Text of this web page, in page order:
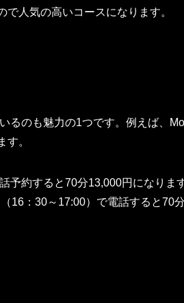
人気の高いコースになります。
るのも魅力の1つです。例えば、
す。
予約すると70分13,000円になりま
16：30～17:00）で電話すると70